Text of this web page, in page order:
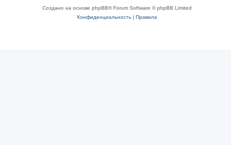
Создано на основе phpBB® Forum Software © phpBB Limited
Конфиденциальность| Правила